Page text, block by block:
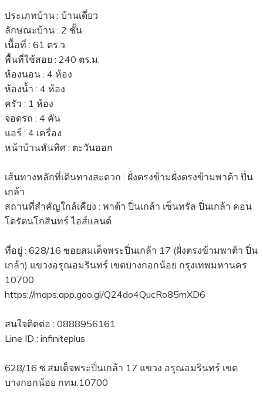
ประเภทบ้าน : บ้านเดี่ยว
ลักษณะบ้าน : 2 ชั้น
เนื้อที่ : 61 ตร.ว.
พื้นที่ใช้สอย : 240 ตร.ม.
ห้องนอน : 4 ห้อง
ห้องน้ำ : 4 ห้อง
ครัว : 1 ห้อง
จอดรถ : 4 คัน
แอร์ : 4 เครื่อง
หน้าบ้านหันทิศ : ตะวันออก
เส้นทางหลักที่เดินทางสะดวก : ฝั่งตรงข้ามฝั่งตรงข้ามพาต้า ปิ่น
เกล้า
สถานที่สำคัญใกล้เคียง : พาต้า ปิ่นเกล้า เซ็นทรัล ปิ่นเกล้า คอน
โดรัตนโกสินทร์ ไอส์แลนด์
ที่อยู่ : 628/16 ซอยสมเด็จพระปิ่นเกล้า 17 (ฝั่งตรงข้ามพาต้า ปิ่น
เกล้า) แขวงอรุณอมรินทร์ เขตบางกอกน้อย กรุงเทพมหานคร
10700
https://maps.app.goo.gl/Q24do4QucRo85mXD6
สนใจติดต่อ : 0888956161
Line ID : infiniteplus
628/16 ซ.สมเด็จพระปิ่นเกล้า 17 แขวง อรุณอมรินทร์ เขต
บางกอกน้อย กทม.10700